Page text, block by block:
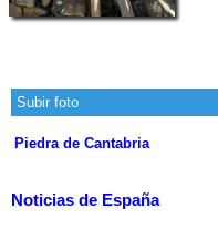
Subir foto
Piedra de Cantabria
Noticias de España